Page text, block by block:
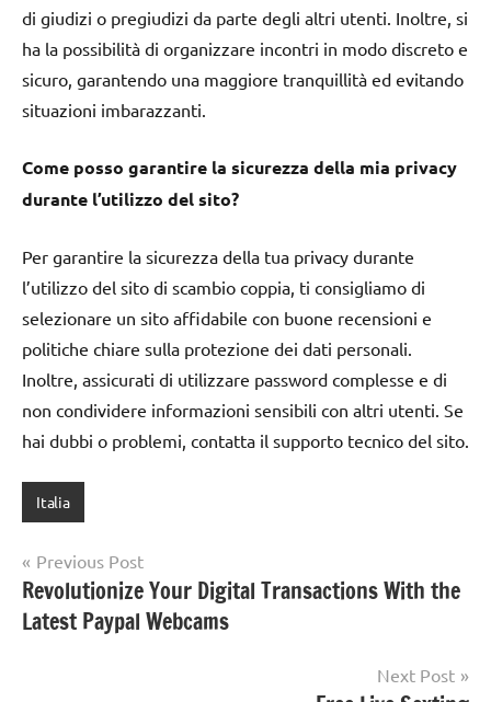
di giudizi o pregiudizi da parte degli altri utenti. Inoltre, si
ha la possibilità di organizzare incontri in modo discreto e
sicuro, garantendo una maggiore tranquillità ed evitando
situazioni imbarazzanti.
Come posso garantire la sicurezza della mia privacy
durante l’utilizzo del sito?
Per garantire la sicurezza della tua privacy durante
l’utilizzo del sito di scambio coppia, ti consigliamo di
selezionare un sito affidabile con buone recensioni e
politiche chiare sulla protezione dei dati personali.
Inoltre, assicurati di utilizzare password complesse e di
non condividere informazioni sensibili con altri utenti. Se
hai dubbi o problemi, contatta il supporto tecnico del sito.
Italia
Post
navigation
Previous Post
Revolutionize Your Digital Transactions With the
Latest Paypal Webcams
Next Post